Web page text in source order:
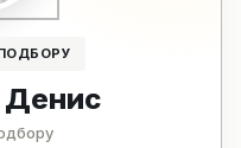
Денис